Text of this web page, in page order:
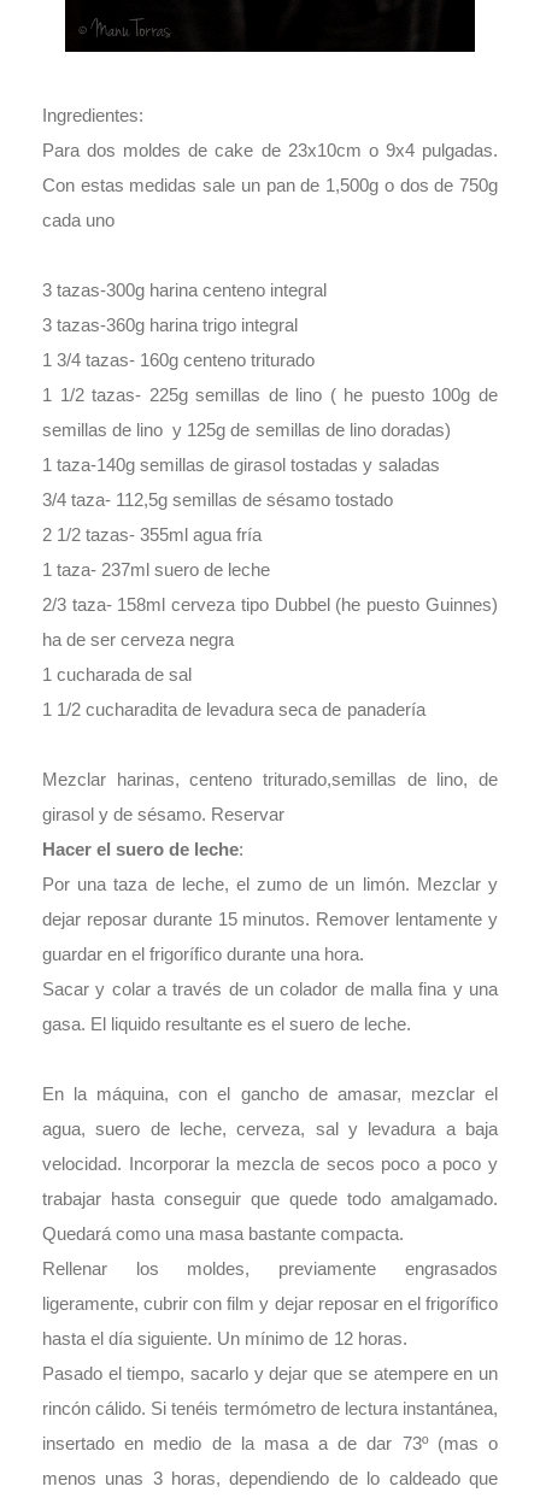
Ingredientes:
Para dos moldes de cake de 23x10cm o 9x4 pulgadas.
Con estas medidas sale un pan de 1,500g o dos de 750g
cada uno
3 tazas-300g harina centeno integral
3 tazas-360g harina trigo integral
1 3/4 tazas- 160g centeno triturado
1 1/2 tazas- 225g semillas de lino ( he puesto 100g de
semillas de lino y 125g de semillas de lino doradas)
1 taza-140g semillas de girasol tostadas y saladas
3/4 taza- 112,5g semillas de sésamo tostado
2 1/2 tazas- 355ml agua fría
1 taza- 237ml suero de leche
2/3 taza- 158ml cerveza tipo Dubbel (he puesto Guinnes)
ha de ser cerveza negra
1 cucharada de sal
1 1/2 cucharadita de levadura seca de panadería
Mezclar harinas, centeno triturado,semillas de lino, de
girasol y de sésamo. Reservar
Hacer el suero de leche:
Por una taza de leche, el zumo de un limón. Mezclar y
dejar reposar durante 15 minutos. Remover lentamente y
guardar en el frigorífico durante una hora.
Sacar y colar a través de un colador de malla fina y una
gasa. El liquido resultante es el suero de leche.
En la máquina, con el gancho de amasar, mezclar el
agua, suero de leche, cerveza, sal y levadura a baja
velocidad. Incorporar la mezcla de secos poco a poco y
trabajar hasta conseguir que quede todo amalgamado.
Quedará como una masa bastante compacta.
Rellenar los moldes, previamente engrasados
ligeramente, cubrir con film y dejar reposar en el frigorífico
hasta el día siguiente. Un mínimo de 12 horas.
Pasado el tiempo, sacarlo y dejar que se atempere en un
rincón cálido. Si tenéis termómetro de lectura instantánea,
insertado en medio de la masa a de dar 73º (mas o
menos unas 3 horas, dependiendo de lo caldeado que